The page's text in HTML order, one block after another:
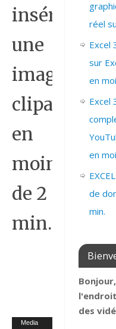
insérer
une
image
clipart
en
moins
de 2
min.
Lecteur
Media
réel
Excel
sur
en
Excel
en
de
min.
des